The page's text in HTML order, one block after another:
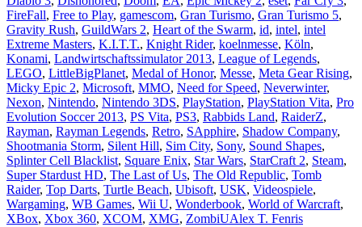
FireFall, Free to Play, gamescom, Gran Turismo, Gran Turismo 5,
Gravity Rush, GuildWars 2, Heart of the Swarm, id, intel, intel
Extreme Masters, K.I.T.T., Knight Rider, koelnmesse, Köln,
Konami, Landwirtschaftssimulator 2013, League of Legends,
LEGO, LittleBigPlanet, Medal of Honor, Messe, Meta Gear Rising,
Micky Epic 2, Microsoft, MMO, Need for Speed, Neverwinter,
Nexon, Nintendo, Nintendo 3DS, PlayStation, PlayStation Vita, Pro
Evolution Soccer 2013, PS Vita, PS3, Rabbids Land, RaiderZ,
Rayman, Rayman Legends, Retro, SApphire, Shadow Company,
Shootmania Storm, Silent Hill, Sim City, Sony, Sound Shapes,
Splinter Cell Blacklist, Square Enix, Star Wars, StarCraft 2, Steam,
Super Stardust HD, The Last of Us, The Old Republic, Tomb
Raider, Top Darts, Turtle Beach, Ubisoft, USK, Videospiele,
Wargaming, WB Games, Wii U, Wonderbook, World of Warcraft,
XBox, Xbox 360, XCOM, XMG, ZombiUAlex T. Fenris